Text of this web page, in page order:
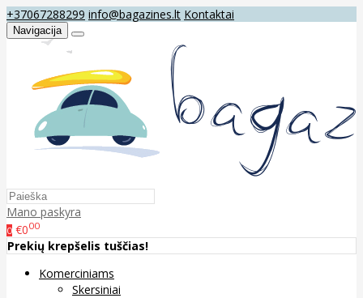
+37067288299 info@bagazines.lt Kontaktai
Navigacija
Mano paskyra
0 €000
Prekių krepšelis tuščias!
Komerciniams
Skersiniai